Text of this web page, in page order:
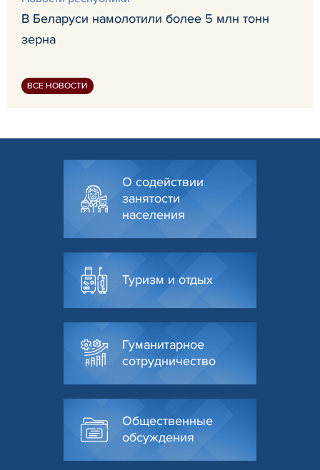
В Беларуси намолотили более 5 млн тонн
зерна
ВСЕ НОВОСТИ
О содействии
занятости
населения
Туризм и отдых
Гуманитарное
сотрудничество
Общественные
обсуждения